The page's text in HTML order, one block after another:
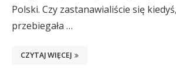
Polski. Czy zastanawialiście się
przebiegała …
CZYTAJ WIĘCEJ